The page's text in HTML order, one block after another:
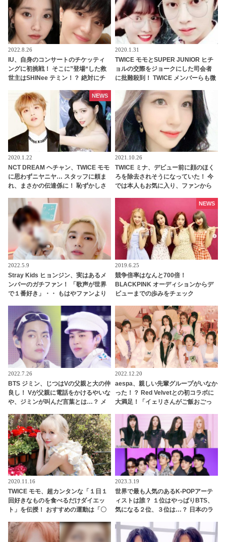
2022.8.26
IU、自身のコンサートのチケッティ
ングに初挑戦！ そこに”登場“した救
世主はSHINee テミン！？ 絶対にチ
グンな呪文「３テミン」とは
2020.1.31
TWICE モモとSUPER JUNIOR ヒチ
ョルの交際をジョークにした司会者
に批難殺到！ TWICE メンバーらも微
2020.1.22
NCT DREAM ヘチャン、TWICE モモ
に思わずニヤニヤ… スタッフに頼ま
れ、まさかの伝達係に！ 恥ずかしさ
する、かわいいすぎる姿に、ファン
の視線釘づけ
NEWS
2021.10.26
TWICE ミナ、デビュー前に顔のほく
ろを除去されそうになっていた！ 今
では本人もお気に入り、ファンから
2022.5.9
Stray Kids ヒョンジン、実はあるメ
ンバーのガチファン！ 「歌声が世界
で１番好き」・・ もはやファンより
ていることが明らかに
2019.6.25
競争倍率はなんと700倍！
BLACKPINK オーディションからデ
ビューまでの歩みをチェック
NEWS
2022.7.26
BTS ジミン、じつはVの父親と大の仲
良し！ Vが父親に電話をかけるやいな
や、ジミンが叫んだ言葉とは…？ メ
ジミンの愛くるしいキャラクターに
ほっこり
2022.12.20
aespa、親しい先輩グループがいなか
った！？ Red Velvetとの初コラボに
大満足！「イェリさんがご飯おごっ
しさを隠せないメンバーたちにほっ
こり
2020.11.16
TWICE モモ、超カンタンな「１日１
回好きなものを食べるだけダイエッ
ト」を伝授！ おすすめの運動は「〇
2023.3.19
世界で最も人気のあるK-POPアーテ
ィストは誰？ １位はやっぱりBTS、
気になる２位、３位は…？ 日本のラ
ンクイン！ 各国の個性あふれるデー
タに注目殺到